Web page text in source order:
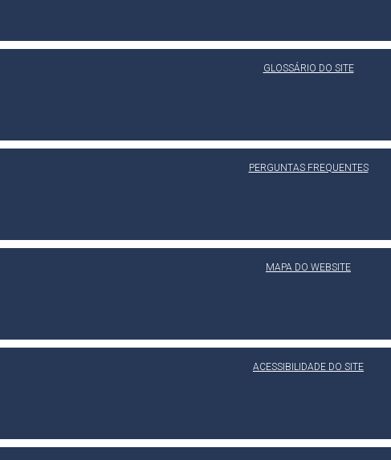
GLOSSÁRIO DO SITE
PERGUNTAS FREQUENTES
MAPA DO WEBSITE
ACESSIBILIDADE DO SITE